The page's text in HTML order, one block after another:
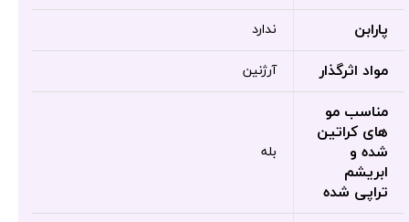
پارابن ندارد
مواد اثرگذار آرژنین
مناسب مو
های کراتین
شده و
ابریشم
تراپی شده
بله